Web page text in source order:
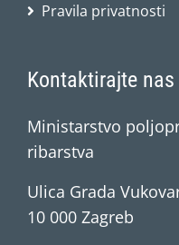
Pravila privatnosti
Kontaktirajte nas
Ministarstvo
ribarstva
Ulica Grada
10 000 Zagreb